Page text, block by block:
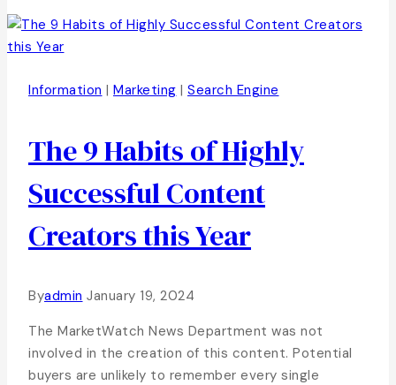
Information | Marketing | Search Engine
The 9 Habits of Highly
Successful Content
Creators this Year
Byadmin January 19, 2024
The MarketWatch News Department was not
involved in the creation of this content. Potential
buyers are unlikely to remember every single